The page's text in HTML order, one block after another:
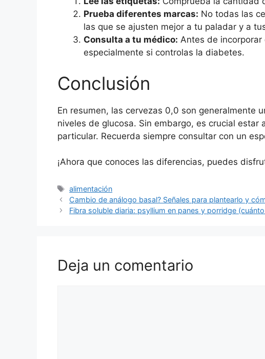
Prueba diferentes marcas: No todas las
las que se ajusten mejor a tu paladar y a
Consulta a tu médico: Antes de
especialmente si controlas la diabetes.
Conclusión
En resumen, las cervezas 0,0 son generalmente
niveles de glucosa. Sin embargo, es crucial
particular. Recuerda siempre consultar con un
¡Ahora que conoces las diferencias, puedes
Etiquetas
alimentación
Cambio de análogo basal? Señales para plantearlo y
Fibra soluble diaria: psyllium en panes y porridge
Deja un comentario